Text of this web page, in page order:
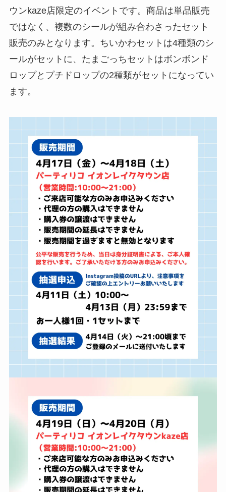
ウンkaze店限定のイベントです。商品は単品販売
ではなく、複数のシールが組み合わさったセット
販売のみとなります。ちいかわセットは4種類のシ
ールがセットに、たまごっちセットはボンボンド
ロップとプチドロップの2種類がセットになってい
ます。